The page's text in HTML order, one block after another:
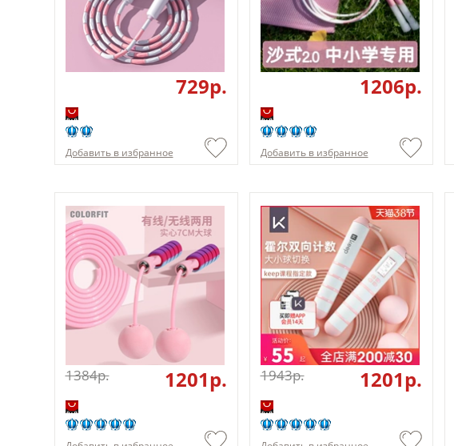
729p.
Добавить в избранное
1206p.
Добавить в избранное
1384p. 1201p. 1943p. 1201p.